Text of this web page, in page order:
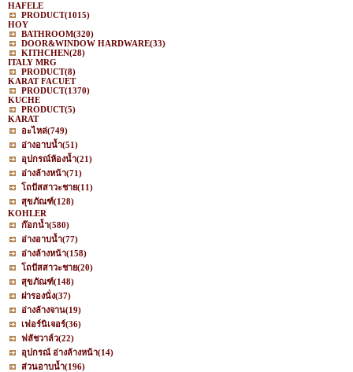
HAFELE
PRODUCT(1015)
HOY
BATHROOM(320)
DOOR&WINDOW HARDWARE(33)
KITHCHEN(28)
ITALY MRG
PRODUCT(8)
KARAT FACUET
PRODUCT(1370)
KUCHE
PRODUCT(5)
KARAT
อะไหล่(749)
อ่างอาบน้ำ(51)
อุปกรณ์ห้องน้ำ(21)
อ่างล้างหน้า(71)
โถปัสสาวะชาย(11)
สุขภัณฑ์(128)
KOHLER
ก๊อกน้ำ(580)
อ่างอาบน้ำ(77)
อ่างล้างหน้า(158)
โถปัสสาวะชาย(20)
สุขภัณฑ์(148)
ฝารองนั่ง(37)
อ่างล้างจาน(19)
เฟอร์นิเจอร์(36)
ฟลัชวาล์ว(22)
อุปกรณ์ อ่างล้างหน้า(14)
ส่วนอาบน้ำ(196)